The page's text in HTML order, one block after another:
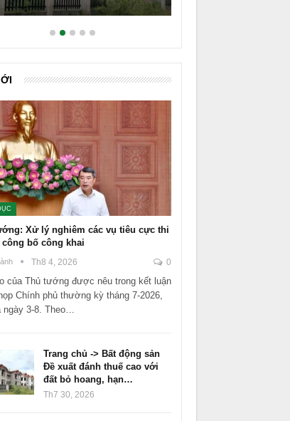
Xử lý nghiêm các vụ tiêu cực thi
công bố công khai
Th8 4, 2026 0
của Thủ tướng được nêu trong kết luận
Chính phủ thường kỳ tháng 7-2026,
ngày 3-8. Theo…
Trang chủ -> Bất động sản
Đề xuất đánh thuế cao với
đất bỏ hoang, hạn…
Th7 30, 2026